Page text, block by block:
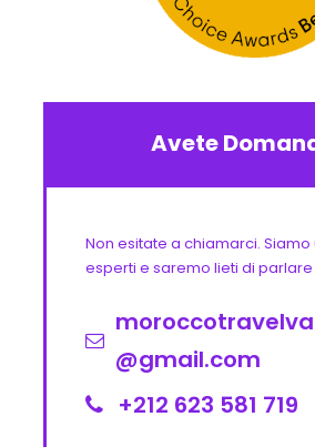
Avete
Non esitate a chiamarci. Siamo
esperti e saremo lieti di parlare
@gmail.com
+212 623 581 719